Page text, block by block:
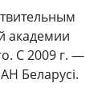
академии
С 2009 г. —
Беларусі.